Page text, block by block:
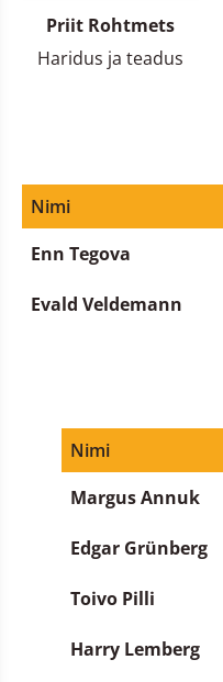
Priit Rohtmets
Haridus ja teadus
Nimi
Enn Tegova
Evald Veldemann
Nimi
Margus Annuk
Edgar Grünberg
Toivo Pilli
Harry Lemberg